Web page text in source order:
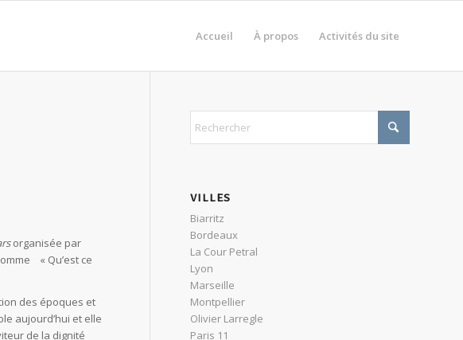
Accueil À propos Activités du site
organisée par
« Qu’est ce
des époques et
aujourd’hui et elle
de la dignité
VILLES
Biarritz
Bordeaux
La Cour Petral
Lyon
Marseille
Montpellier
Olivier Larregle
Paris 11